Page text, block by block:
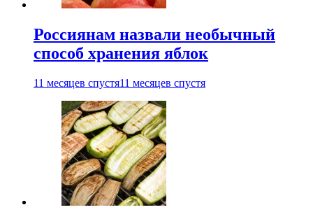
Россиянам назвали необычный
способ хранения яблок
11 месяцев спустя11 месяцев спустя